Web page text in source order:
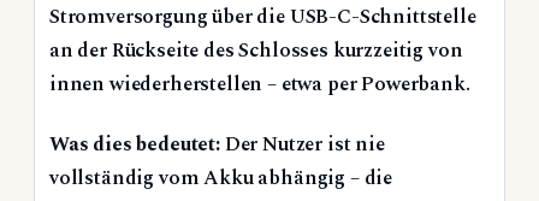
Stromversorgung über die USB-C-Schnittstelle
an der Rückseite des Schlosses kurzzeitig von
innen wiederherstellen – etwa per Powerbank.
Was dies bedeutet:Der Nutzer ist nie
vollständig vom Akku abhängig – die